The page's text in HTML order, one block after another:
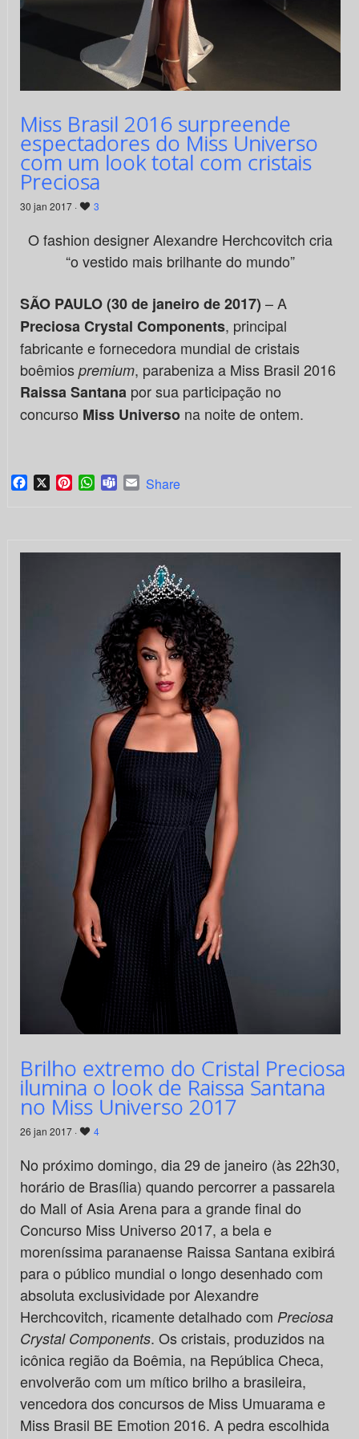
Miss Brasil 2016 surpreende
espectadores do Miss Universo
com um look total com cristais
Preciosa
30 jan 2017 · 3
O fashion designer Alexandre Herchcovitch cria
“o vestido mais brilhante do mundo”
SÃO PAULO (30 de janeiro de 2017) – A
Preciosa Crystal Components, principal
fabricante e fornecedora mundial de cristais
boêmios premium, parabeniza a Miss Brasil 2016
Raissa Santanapor sua participação no
concurso Miss Universona noite de ontem.
Facebook
X PinterestWhatsApp
TeamsEmail
Share
Brilho extremo do Cristal Preciosa
ilumina o look de Raissa Santana
no Miss Universo 2017
26 jan 2017 · 4
No próximo domingo, dia 29 de janeiro (às 22h30,
horário de Brasília) quando percorrer a passarela
do Mall of Asia Arena para a grande final do
Concurso Miss Universo 2017, a bela e
moreníssima paranaense Raissa Santana exibirá
para o público mundial o longo desenhado com
absoluta exclusividade por Alexandre
Herchcovitch, ricamente detalhado com Preciosa
Crystal Components. Os cristais, produzidos na
icônica região da Boêmia, na República Checa,
envolverão com um mítico brilho a brasileira,
vencedora dos concursos de Miss Umuarama e
Miss Brasil BE Emotion 2016. A pedra escolhida